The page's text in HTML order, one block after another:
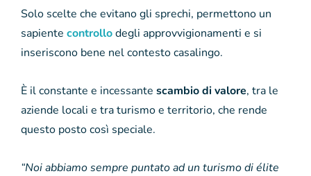
Solo scelte che evitano gli sprechi, permettono un
sapiente controllodegli approvvigionamenti e si
inseriscono bene nel contesto casalingo.
È il constante e incessante scambio di valore, tra le
aziende locali e tra turismo e territorio, che rende
questo posto così speciale.
“Noi abbiamo sempre puntato ad un turismo di élite